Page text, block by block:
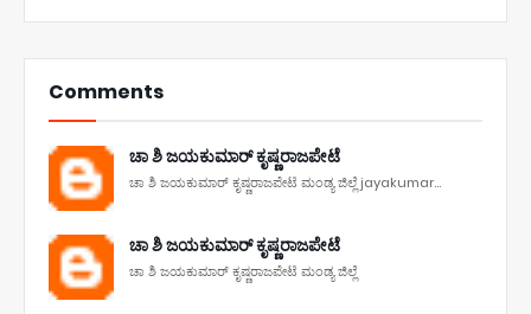
Comments
ಚಾ ಶಿ ಜಯಕುಮಾರ್ ಕೃಷ್ಣರಾಜಪೇಟೆ
ಚಾ ಶಿ ಜಯಕುಮಾರ್ ಕೃಷ್ಣರಾಜಪೇಟೆ ಮಂಡ್ಯ ಜಿಲ್ಲೆ jayakumar...
ಚಾ ಶಿ ಜಯಕುಮಾರ್ ಕೃಷ್ಣರಾಜಪೇಟೆ
ಚಾ ಶಿ ಜಯಕುಮಾರ್ ಕೃಷ್ಣರಾಜಪೇಟೆ ಮಂಡ್ಯ ಜಿಲ್ಲೆ